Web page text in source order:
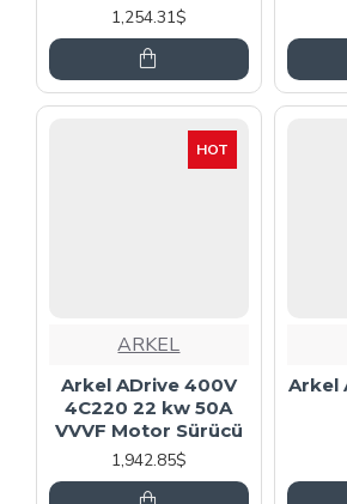
1,254.31$
HOT
ARKEL
Arkel ADrive 400V
4C220 22 kw 50A
VVVF Motor Sürücü
1,942.85$
Arkel